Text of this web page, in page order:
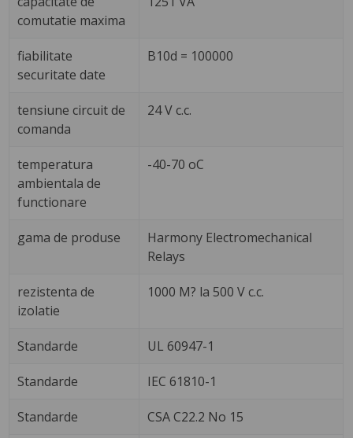
comutatie maxima
fiabilitate
securitate date
B10d = 100000
tensiune circuit de
comanda
24 V c.c.
temperatura
ambientala de
functionare
-40-70 oC
gama de produse
Harmony Electromechanical
Relays
rezistenta de
izolatie
1000 M? la 500 V c.c.
Standarde UL 60947-1
Standarde IEC 61810-1
Standarde CSA C22.2 No 15